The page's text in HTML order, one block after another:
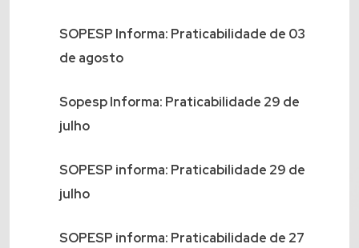
SOPESP Informa: Praticabilidade de 03
de agosto
Sopesp Informa: Praticabilidade 29 de
julho
SOPESP informa: Praticabilidade 29 de
julho
SOPESP informa: Praticabilidade de 27